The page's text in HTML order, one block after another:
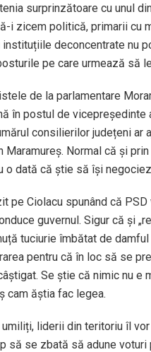
surprinzătoare cu unul
i zicem politică, primarii cu
deconcentrate nu
pe care urmează să
de la parlamentare
în postul de
consilierilor județeni
Maramureș. Normal că și
o dată că știe să își
pe Ciolacu spunând că
guvernul. Sigur că și
tuciurie îmbătat de
pentru că în loc să se
Se știe că nimic nu
cam ăștia fac legea.
liderii din teritoriu îl
să se zbată să adune voturi